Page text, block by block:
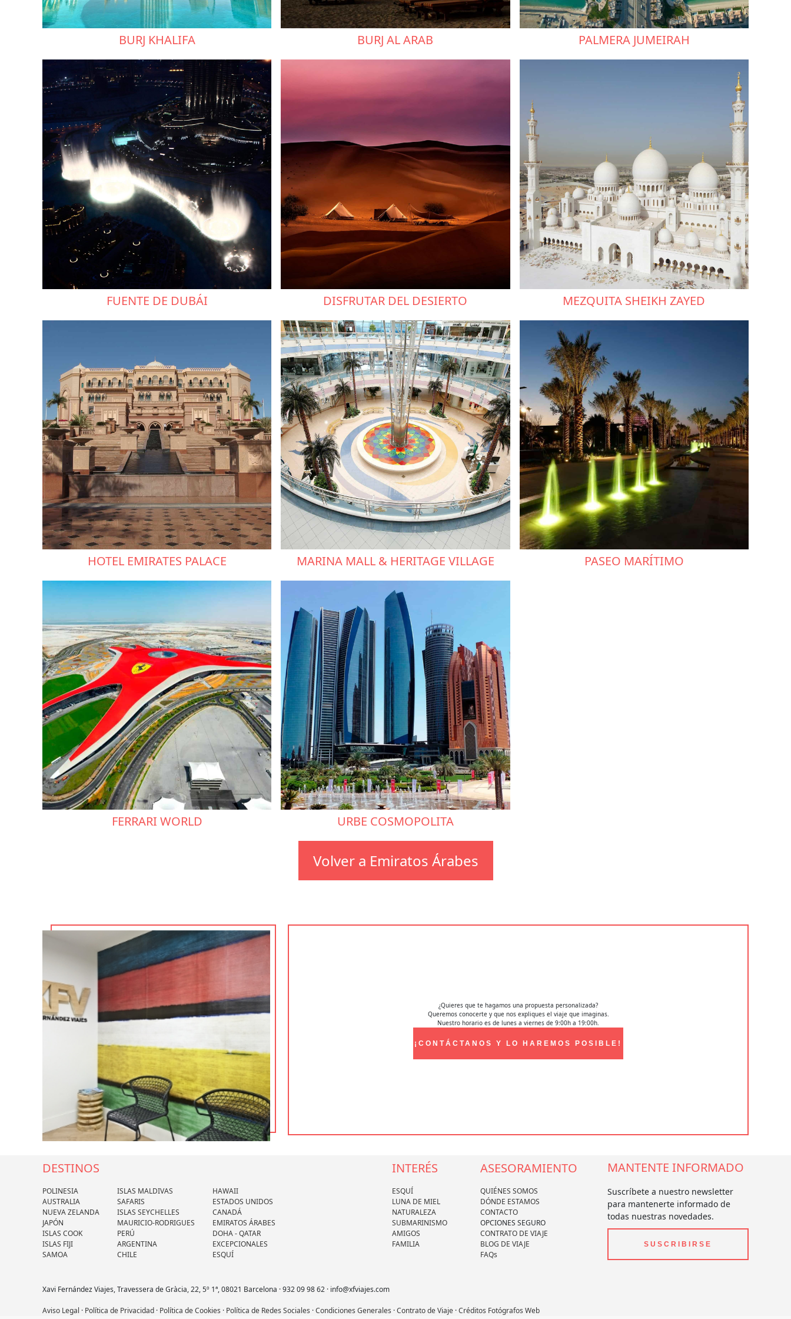
BURJ KHALIFA BURJ AL ARAB PALMERA JUMEIRAH
FUENTE DE DUBÁI DISFRUTAR DEL DESIERTO MEZQUITA SHEIKH ZAYED
HOTEL EMIRATES PALACE MARINA MALL & HERITAGE VILLAGE PASEO MARÍTIMO
FERRARI WORLD URBE COSMOPOLITA
Volver a Emiratos Árabes
¿Quieres que te hagamos una propuesta personalizada?
Queremos conocerte y que nos expliques el viaje que imaginas.
Nuestro horario es de lunes a viernes de 9:00h a 19:00h.
¡CONTÁCTANOS Y LO HAREMOS POSIBLE!
DESTINOS
POLINESIA
AUSTRALIA
NUEVA ZELANDA
JAPÓN
ISLAS COOK
ISLAS FIJI
SAMOA
ISLAS MALDIVAS
SAFARIS
ISLAS SEYCHELLES
MAURICIO-RODRIGUES
PERÚ
ARGENTINA
CHILE
HAWAII
ESTADOS UNIDOS
CANADÁ
EMIRATOS ÁRABES
DOHA - QATAR
EXCEPCIONALES
ESQUÍ
INTERÉS
ESQUÍ
LUNA DE MIEL
NATURALEZA
SUBMARINISMO
AMIGOS
FAMILIA
ASESORAMIENTO
QUIÉNES SOMOS
DÓNDE ESTAMOS
CONTACTO
OPCIONES SEGURO
CONTRATO DE VIAJE
BLOG DE VIAJE
FAQs
MANTENTE INFORMADO
Suscríbete a nuestro newsletter
para mantenerte informado de
todas nuestras novedades.
SUSCRIBIRSE
Xavi Fernández Viajes, Travessera de Gràcia, 22, 5º 1ª, 08021 Barcelona · 932 09 98 62 · info@xfviajes.com
Aviso Legal · Política de Privacidad · Política de Cookies · Política de Redes Sociales ·Condiciones Generales ·Contrato de Viaje ·Créditos Fotógrafos Web